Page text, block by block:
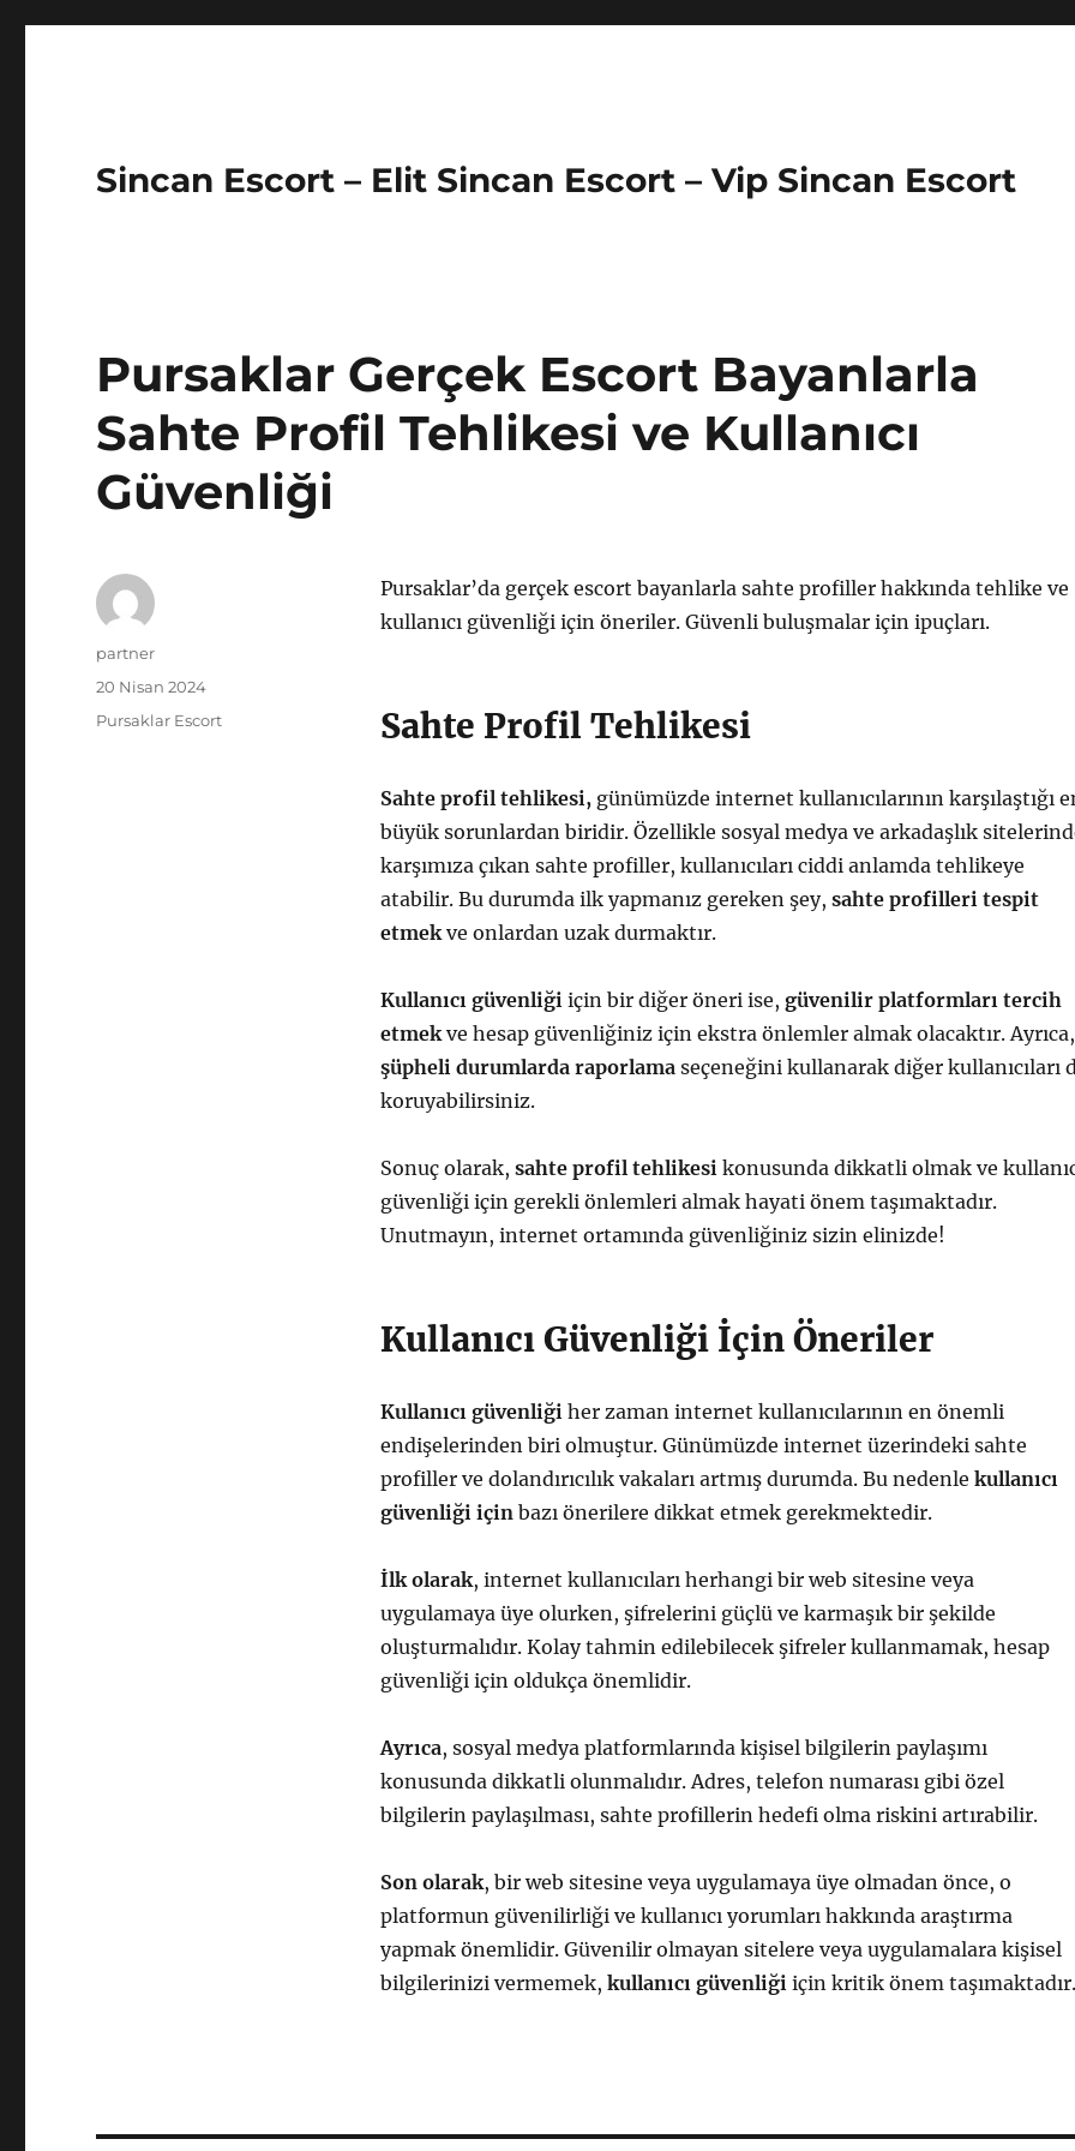
Sincan Escort – Elit Sincan Escort – Vip Sincan Escort
Pursaklar Gerçek Escort Bayanlarla
Sahte Profil Tehlikesi ve Kullanıcı
Güvenliği
Pursaklar’da gerçek escort bayanlarla sahte profiller hakkında tehlike ve
kullanıcı güvenliği için öneriler. Güvenli buluşmalar için ipuçları.
Sahte Profil Tehlikesi
Sahte profil tehlikesi,günümüzde internet kullanıcılarının karşılaştığı
büyük sorunlardan biridir. Özellikle sosyal medya ve arkadaşlık
karşımıza çıkan sahte profiller, kullanıcıları ciddi anlamda tehlikeye
atabilir. Bu durumda ilk yapmanız gereken şey, sahte profilleri tespit
etmekve onlardan uzak durmaktır.
Kullanıcı güvenliğiiçin bir diğer öneri ise, güvenilir platformları tercih
etmekve hesap güvenliğiniz için ekstra önlemler almak olacaktır. Ayrıca,
şüpheli durumlarda raporlamaseçeneğini kullanarak diğer kullanıcıları
koruyabilirsiniz.
Sonuç olarak, sahte profil tehlikesikonusunda dikkatli olmak ve
güvenliği için gerekli önlemleri almak hayati önem taşımaktadır.
Unutmayın, internet ortamında güvenliğiniz sizin elinizde!
Kullanıcı Güvenliği İçin Öneriler
Kullanıcı güvenliğiher zaman internet kullanıcılarının en önemli
endişelerinden biri olmuştur. Günümüzde internet üzerindeki sahte
profiller ve dolandırıcılık vakaları artmış durumda. Bu nedenle kullanıcı
güvenliği içinbazı önerilere dikkat etmek gerekmektedir.
İlk olarak, internet kullanıcıları herhangi bir web sitesine veya
uygulamaya üye olurken, şifrelerini güçlü ve karmaşık bir şekilde
oluşturmalıdır. Kolay tahmin edilebilecek şifreler kullanmamak, hesap
güvenliği için oldukça önemlidir.
Ayrıca, sosyal medya platformlarında kişisel bilgilerin paylaşımı
konusunda dikkatli olunmalıdır. Adres, telefon numarası gibi özel
bilgilerin paylaşılması, sahte profillerin hedefi olma riskini artırabilir.
Son olarak, bir web sitesine veya uygulamaya üye olmadan önce, o
platformun güvenilirliği ve kullanıcı yorumları hakkında araştırma
yapmak önemlidir. Güvenilir olmayan sitelere veya uygulamalara kişisel
bilgilerinizi vermemek, kullanıcı güvenliğiiçin kritik önem taşımaktadır.
Yazar
partner
Yayın
20 Nisan 2024
Kategoriler
Pursaklar Escort